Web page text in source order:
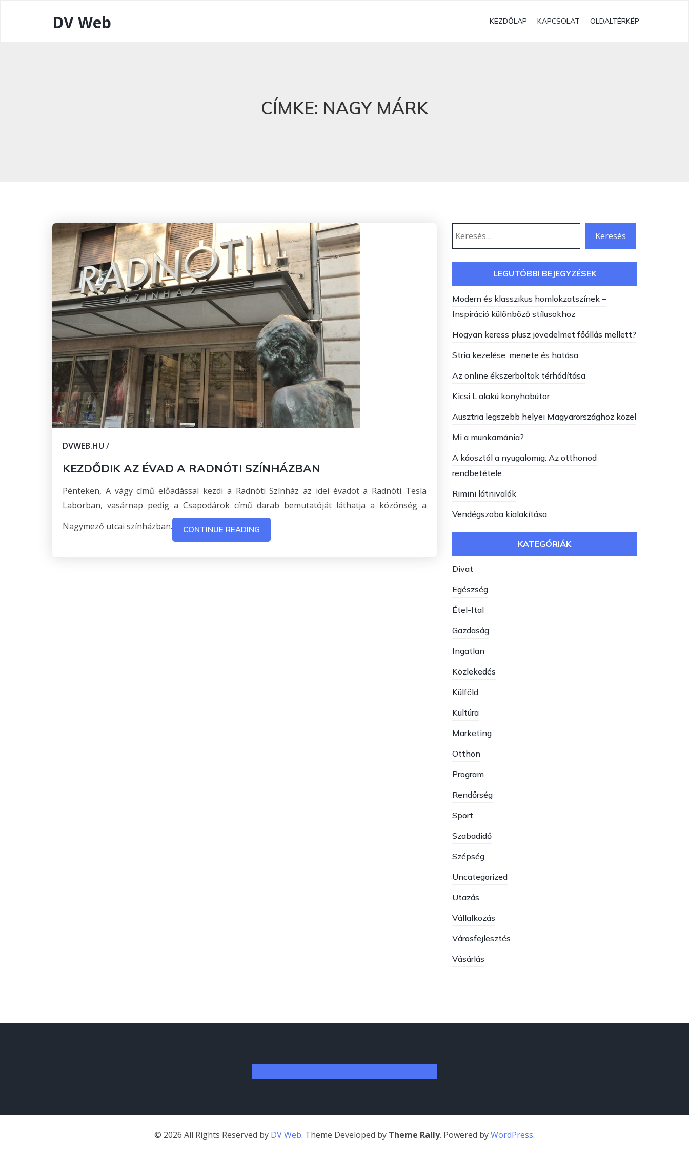
DV Web KEZDŐLAP KAPCSOLAT OLDALTÉRKÉP
CÍMKE: NAGY MÁRK
DVWEB.HU /
KEZDŐDIK AZ ÉVAD A RADNÓTI SZÍNHÁZBAN
Pénteken, A vágy című előadással kezdi a Radnóti Színház az idei évadot a Radnóti Tesla
Laborban, vasárnap pedig a Csapodárok című darab bemutatóját láthatja a közönség a
Nagymező utcai színházban.
CONTINUE READING
LEGUTÓBBI BEJEGYZÉSEK
Modern és klasszikus homlokzatszínek –
Inspiráció különböző stílusokhoz
Hogyan keress plusz jövedelmet főállás mellett?
Stria kezelése: menete és hatása
Az online ékszerboltok térhódítása
Kicsi L alakú konyhabútor
Ausztria legszebb helyei Magyarországhoz közel
Mi a munkamánia?
A káosztól a nyugalomig: Az otthonod
rendbetétele
Rimini látnivalók
Vendégszoba kialakítása
KATEGÓRIÁK
Divat
Egészség
Étel-Ital
Gazdaság
Ingatlan
Közlekedés
Külföld
Kultúra
Marketing
Otthon
Program
Rendőrség
Sport
Szabadidő
Szépség
Uncategorized
Utazás
Vállalkozás
Városfejlesztés
Vásárlás
© 2026 All Rights Reserved by DV Web. Theme Developed by Theme Rally. Powered byWordPress.